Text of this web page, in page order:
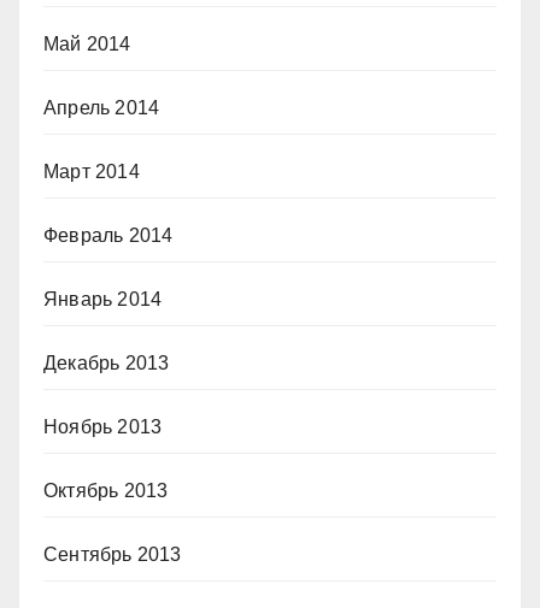
Май 2014
Апрель 2014
Март 2014
Февраль 2014
Январь 2014
Декабрь 2013
Ноябрь 2013
Октябрь 2013
Сентябрь 2013